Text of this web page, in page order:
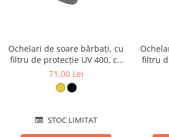
Ochelari de soare bărbați, cu
filtru de protecție UV 400, cu
toc cadou, OSB43
71,00 Lei
STOC LIMITAT
filtru